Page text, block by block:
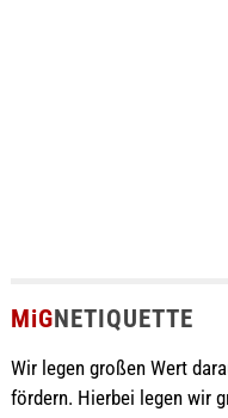
MiGNETIQUETTE
Wir legen großen Wert
fördern. Hierbei legen wir